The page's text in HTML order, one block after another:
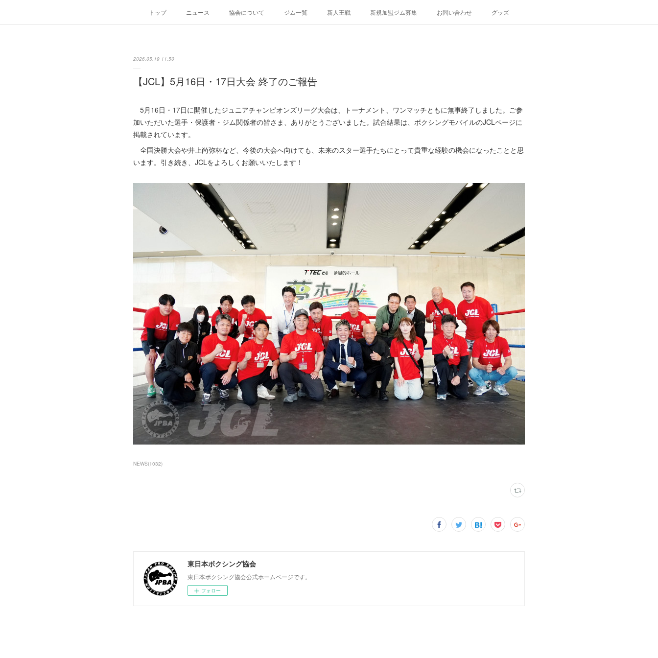
トップ ニュース 協会について ジム一覧 新人王戦 新規加盟ジム募集 お問い合わせ グッズ
2026.05.19 11:50
【JCL】5月16日・17日大会 終了のご報告
5月16日・17日に開催したジュニアチャンピオンズリーグ大会は、トーナメント、ワンマッチともに無事終了しました。ご参
加いただいた選手・保護者・ジム関係者の皆さま、ありがとうございました。試合結果は、ボクシングモバイルのJCLページに
掲載されています。
全国決勝大会や井上尚弥杯など、今後の大会へ向けても、未来のスター選手たちにとって貴重な経験の機会になったことと思
います。引き続き、JCLをよろしくお願いいたします！
NEWS(1032)
東日本ボクシング協会
東日本ボクシング協会公式ホームページです。
フォロー